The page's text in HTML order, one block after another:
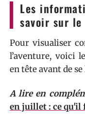
Les
savoir sur le
Pour visualiser
l’aventure, voici
en tête avant de
A lire en
en juillet : ce qu'il